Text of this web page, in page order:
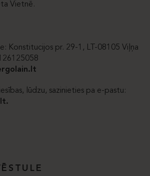
Vietnē.
Konstitucijos pr. 29-1, LT-08105 Viļņa
lūdzu, sazinieties pa e-pastu: